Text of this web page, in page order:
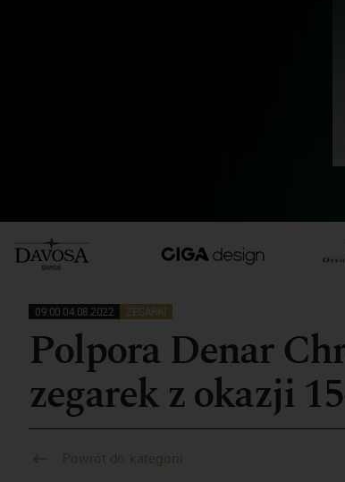
09:00 04.08.2022 ZEGARKI
Polpora Denar
zegarek z okazji
Powrót do kategorii